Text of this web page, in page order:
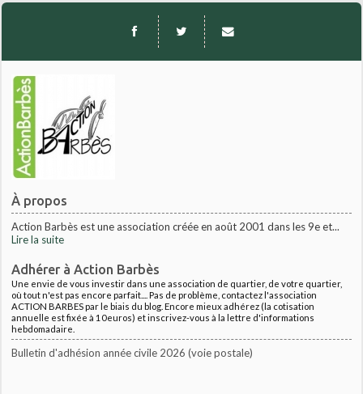
À propos
Action Barbès est une association créée en août 2001 dans les 9e et...
Lire la suite
Adhérer à Action Barbès
Une envie de vous investir dans une association de quartier, de votre quartier,
où tout n'est pas encore parfait.... Pas de problème, contactez l'association
ACTION BARBES par le biais du blog. Encore mieux adhérez (la cotisation
annuelle est fixée à 10euros) et inscrivez-vous à la lettre d'informations
hebdomadaire.
Bulletin d'adhésion année civile 2026 (voie postale)